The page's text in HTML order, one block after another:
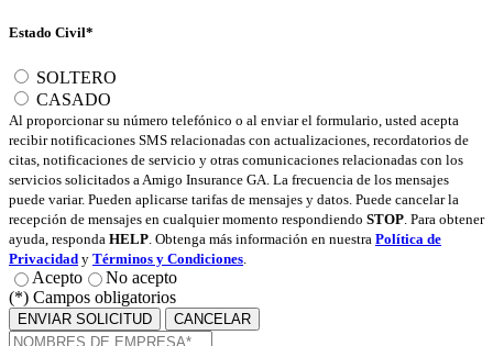
Estado Civil*
SOLTERO
CASADO
Al proporcionar su número telefónico o al enviar el formulario, usted acepta
recibir notificaciones SMS relacionadas con actualizaciones, recordatorios de
citas, notificaciones de servicio y otras comunicaciones relacionadas con los
servicios solicitados a Amigo Insurance GA. La frecuencia de los mensajes
puede variar. Pueden aplicarse tarifas de mensajes y datos. Puede cancelar la
recepción de mensajes en cualquier momento respondiendo STOP. Para obtener
ayuda, responda HELP. Obtenga más información en nuestra Política de
Privacidad y Términos y Condiciones.
Acepto
No acepto
(*) Campos obligatorios
ENVIAR SOLICITUD CANCELAR